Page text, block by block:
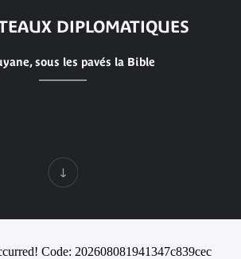
DIPLOMATIQUES
sous les pavés la Bible
Code: 202608081941347c839cec